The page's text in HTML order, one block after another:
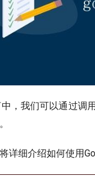
中，我们可以通过调
详细介绍如何使用